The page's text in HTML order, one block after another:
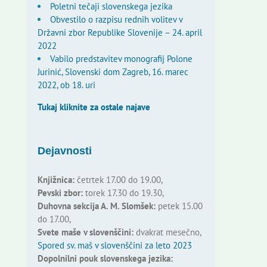
Poletni tečaji slovenskega jezika
Obvestilo o razpisu rednih volitev v
Državni zbor Republike Slovenije – 24. april
2022
Vabilo predstavitev monografij Polone
Jurinić, Slovenski dom Zagreb, 16. marec
2022, ob 18. uri
Tukaj kliknite za ostale najave
Dejavnosti
Knjižnica:četrtek 17.00 do 19.00,
Pevski zbor:torek 17.30 do 19.30,
Duhovna sekcija A. M. Slomšek:petek 15.00
do 17.00,
Svete maše v slovenščini:dvakrat mesečno,
Spored sv. maš v slovenščini za leto 2023
Dopolnilni pouk slovenskega jezika: